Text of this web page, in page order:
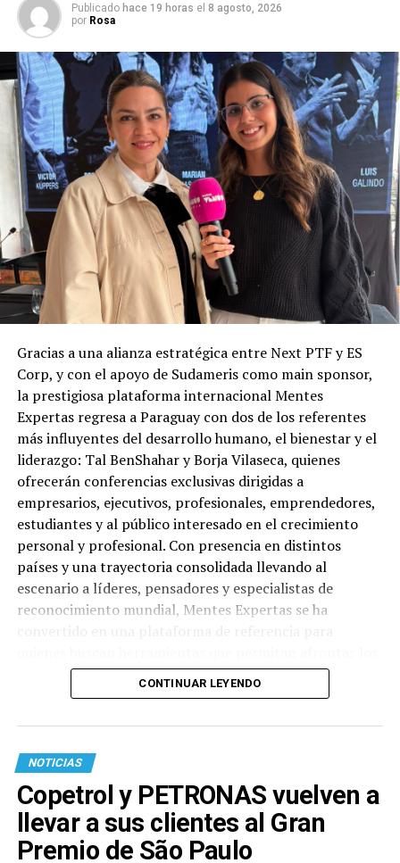
Publicado hace 19 horas el 8 agosto, 2026
por Rosa
Gracias a una alianza estratégica entre Next PTF y ES
Corp, y con el apoyo de Sudameris como main sponsor,
la prestigiosa plataforma internacional Mentes
Expertas regresa a Paraguay con dos de los referentes
más influyentes del desarrollo humano, el bienestar y el
liderazgo: Tal BenShahar y Borja Vilaseca, quienes
ofrecerán conferencias exclusivas dirigidas a
empresarios, ejecutivos, profesionales, emprendedores,
estudiantes y al público interesado en el crecimiento
personal y profesional. Con presencia en distintos
países y una trayectoria consolidada llevando al
escenario a líderes, pensadores y especialistas de
reconocimiento mundial, Mentes Expertas se ha
desafíos actuales desde una mirada más consciente,
humana e innovadora. La primera conferencia tendrá
los mayores referentes mundiales en psicología positiva
y liderazgo del bienestar. Doctor en Psicología y
Filosofía por la Universidad de Harvard, Tal Ben-Shahar
alcanzó reconocimiento internacional al impartir
Happiness, una de las asignaturas más populares en la
CONTINUAR LEYENDO
NOTICIAS
Copetrol y PETRONAS vuelven a
llevar a sus clientes al Gran
Premio de São Paulo